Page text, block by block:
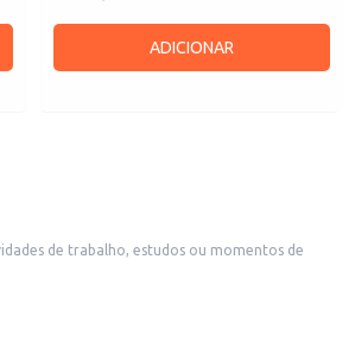
ADICIONAR
de trabalho, estudos ou momentos de